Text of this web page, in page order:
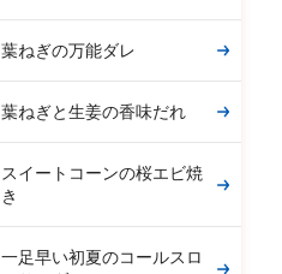
葉ねぎの万能ダレ
葉ねぎと生姜の香味だれ
スイートコーンの桜エビ焼
き
一足早い初夏のコールスロ